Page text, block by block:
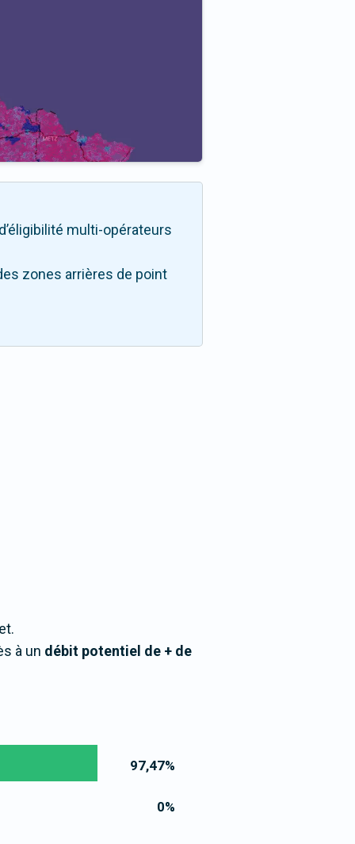
multi-opérateurs
zones arrières de point
à un débit potentiel de + de
97,47%
0%